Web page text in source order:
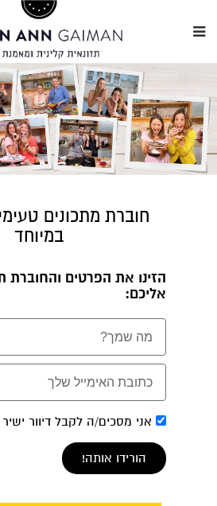
חוברת מתכונים
במיוחד
הזינו את הפרטים והחוברת
אליכם:
אני מסכים/ה לקבל דיוור ישיר
הורידו אותה!